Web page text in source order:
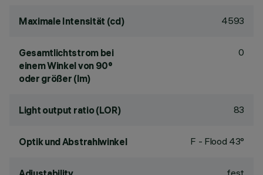
Maximale Intensität (cd) 4593
Gesamtlichtstrom bei
einem Winkel von 90°
oder größer (lm)
0
Light output ratio (LOR) 83
Optik und Abstrahlwinkel F - Flood 43°
fest